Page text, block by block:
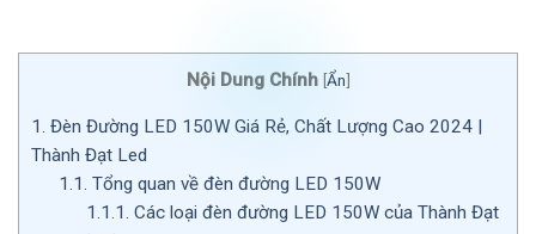
Nội Dung Chính [Ẩn]
1. Đèn Đường LED 150W Giá Rẻ, Chất Lượng Cao 2024 |
Thành Đạt Led
1.1. Tổng quan về đèn đường LED 150W
1.1.1. Các loại đèn đường LED 150W của Thành Đạt